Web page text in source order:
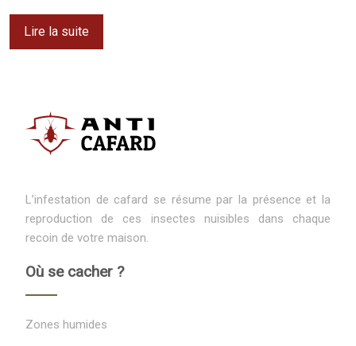
Lire la suite
L’infestation de cafard se résume par la présence et la
reproduction de ces insectes nuisibles dans chaque
recoin de votre maison.
Où se cacher ?
Zones humides